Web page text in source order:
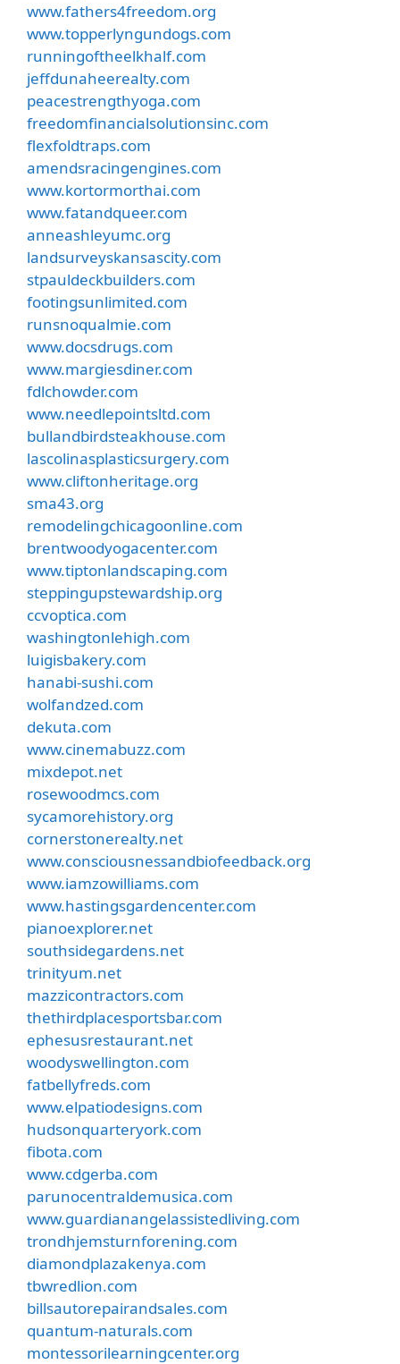
www.fathers4freedom.org
www.topperlyngundogs.com
runningoftheelkhalf.com
jeffdunaheerealty.com
peacestrengthyoga.com
freedomfinancialsolutionsinc.com
flexfoldtraps.com
amendsracingengines.com
www.kortormorthai.com
www.fatandqueer.com
anneashleyumc.org
landsurveyskansascity.com
stpauldeckbuilders.com
footingsunlimited.com
runsnoqualmie.com
www.docsdrugs.com
www.margiesdiner.com
fdlchowder.com
www.needlepointsltd.com
bullandbirdsteakhouse.com
lascolinasplasticsurgery.com
www.cliftonheritage.org
sma43.org
remodelingchicagoonline.com
brentwoodyogacenter.com
www.tiptonlandscaping.com
steppingupstewardship.org
ccvoptica.com
washingtonlehigh.com
luigisbakery.com
hanabi-sushi.com
wolfandzed.com
dekuta.com
www.cinemabuzz.com
mixdepot.net
rosewoodmcs.com
sycamorehistory.org
cornerstonerealty.net
www.consciousnessandbiofeedback.org
www.iamzowilliams.com
www.hastingsgardencenter.com
pianoexplorer.net
southsidegardens.net
trinityum.net
mazzicontractors.com
thethirdplacesportsbar.com
ephesusrestaurant.net
woodyswellington.com
fatbellyfreds.com
www.elpatiodesigns.com
hudsonquarteryork.com
fibota.com
www.cdgerba.com
parunocentraldemusica.com
www.guardianangelassistedliving.com
trondhjemsturnforening.com
diamondplazakenya.com
tbwredlion.com
billsautorepairandsales.com
quantum-naturals.com
montessorilearningcenter.org